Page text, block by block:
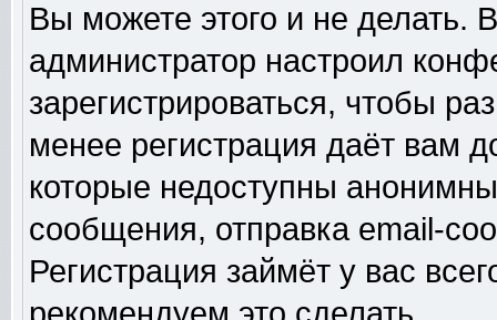
Вы можете этого и не делать.
администратор настроил
зарегистрироваться, чтобы
менее регистрация даёт вам
которые недоступны
сообщения, отправка email-
Регистрация займёт у вас